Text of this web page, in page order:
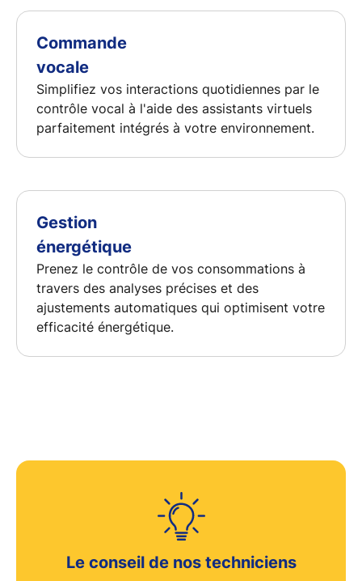
Commande
vocale
Simplifiez vos interactions quotidiennes par le
contrôle vocal à l'aide des assistants virtuels
parfaitement intégrés à votre environnement.
Gestion
énergétique
Prenez le contrôle de vos consommations à
travers des analyses précises et des
ajustements automatiques qui optimisent votre
efficacité énergétique.
Le conseil de nos techniciens